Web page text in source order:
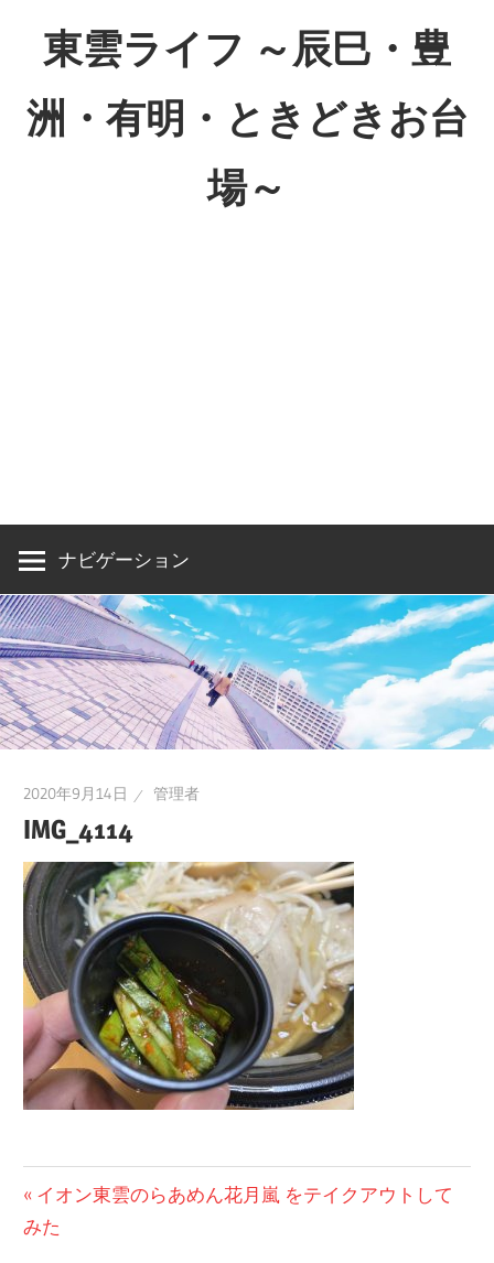
東雲ライフ ～辰巳・豊
洲・有明・ときどきお台
場～
洲・
有
と
き
ど
き
お
～
ナビゲーション
2020年9月14日 管理者
IMG_4114
投
稿
前
の
イオン東雲のらあめん花月嵐 をテイクアウトして
みた